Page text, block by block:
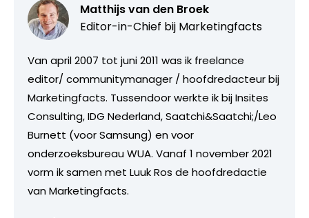
Matthijs van den Broek
Editor-in-Chief bij Marketingfacts
Van april 2007 tot juni 2011 was ik freelance
editor/ communitymanager / hoofdredacteur bij
Marketingfacts. Tussendoor werkte ik bij Insites
Consulting, IDG Nederland, Saatchi&Saatchi;/Leo
Burnett (voor Samsung) en voor
onderzoeksbureau WUA. Vanaf 1 november 2021
vorm ik samen met Luuk Ros de hoofdredactie
van Marketingfacts.